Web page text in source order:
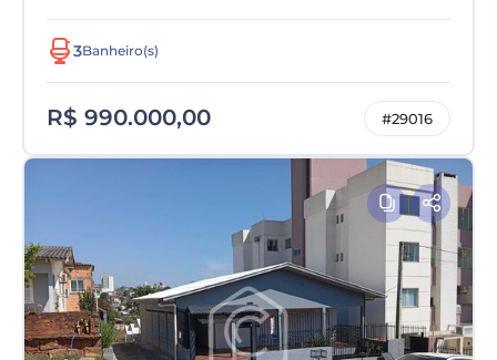
3Banheiro(s)
R$ 990.000,00 #29016